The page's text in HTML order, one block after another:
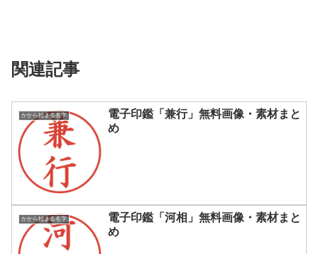
関連記事
かから始まる名字
電子印鑑「兼行」無料画像・素材まと
め
かから始まる名字
電子印鑑「河相」無料画像・素材まと
め